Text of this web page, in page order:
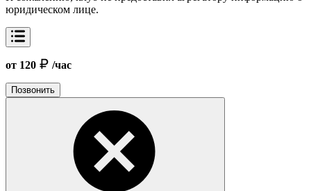
юридическом лице.
от 120 /час
Позвонить